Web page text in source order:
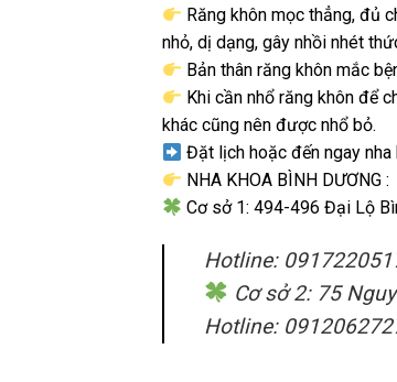
Răng khôn mọc thẳng, đủ
nhỏ, dị dạng, gây nhồi nhét
Bản thân răng khôn mắc
Khi cần nhổ răng khôn để
khác cũng nên được nhổ bỏ.
Đặt lịch hoặc đến ngay
NHA KHOA BÌNH DƯƠNG :
Cơ sở 1: 494-496 Đại Lộ
Hotline:
Cơ sở 2: 75
Hotline: